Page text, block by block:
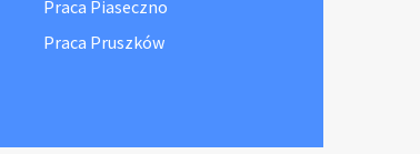
Praca Piaseczno
Praca Pruszków